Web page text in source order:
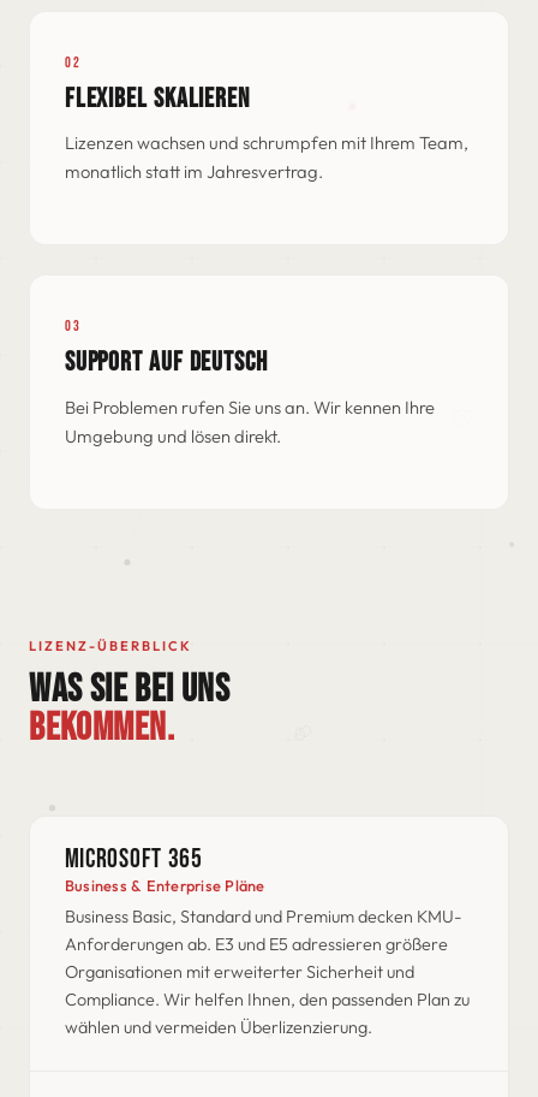
02
FLEXIBEL SKALIEREN
Lizenzen wachsen und schrumpfen mit Ihrem Team,
monatlich statt im Jahresvertrag.
03
SUPPORT AUF DEUTSCH
Bei Problemen rufen Sie uns an. Wir kennen Ihre
Umgebung und lösen direkt.
LIZENZ-ÜBERBLICK
WAS SIE BEI UNS
BEKOMMEN.
MICROSOFT 365
Business & Enterprise Pläne
Business Basic, Standard und Premium decken KMU-
Anforderungen ab. E3 und E5 adressieren größere
Organisationen mit erweiterter Sicherheit und
Compliance. Wir helfen Ihnen, den passenden Plan zu
wählen und vermeiden Überlizenzierung.